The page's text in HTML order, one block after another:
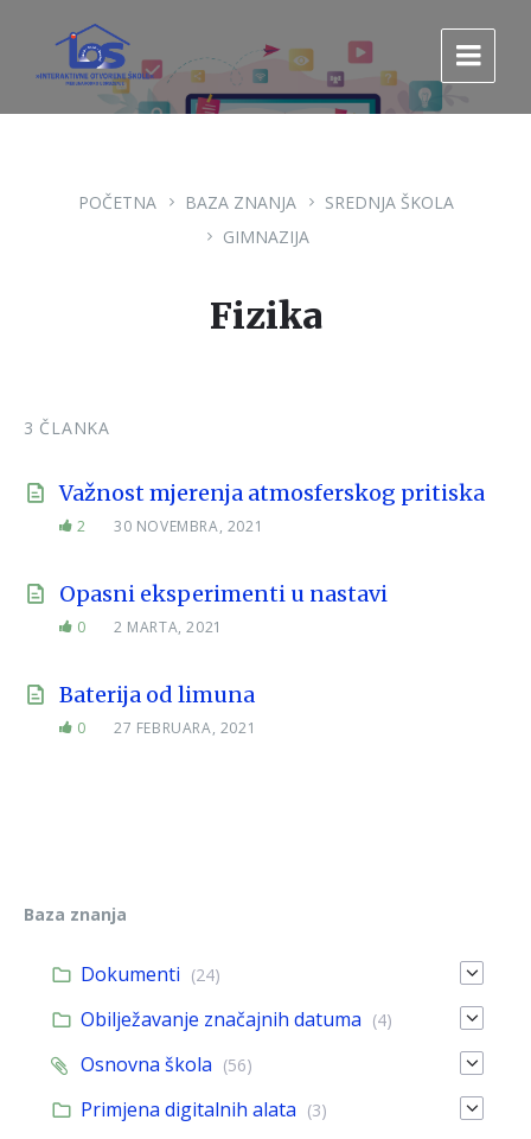
sadržaj
glavnu
navigaciju.
POČETNA BAZA ZNANJA
SREDNJA ŠKOLA
GIMNAZIJA
Fizika
3 ČLANKA
Važnost mjerenja atmosferskog pritiska
2 30 NOVEMBRA, 2021
Opasni eksperimenti u nastavi
0 2 MARTA, 2021
Baterija od limuna
0 27 FEBRUARA, 2021
Baza znanja
Dokumenti (24)
Obilježavanje značajnih datuma (4)
Osnovna škola (56)
Primjena digitalnih alata (3)